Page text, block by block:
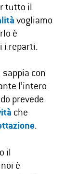
tutto il
vogliamo
è
i reparti.​
con
l’intero
prevede
che
.
il
è